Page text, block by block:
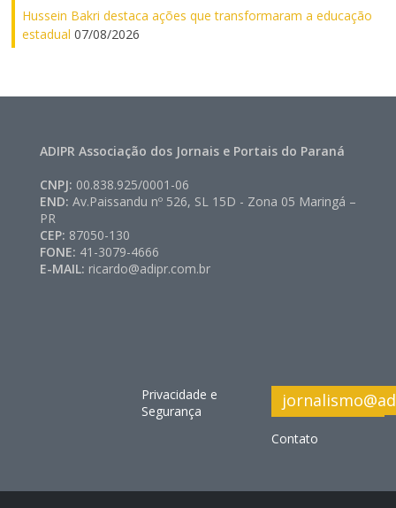
Hussein Bakri destaca ações que transformaram a educação
estadual 07/08/2026
ADIPR Associação dos Jornais e Portais do Paraná
CNPJ: 00.838.925/0001-06
END:Av.Paissandu nº 526, SL 15D - Zona 05 Maringá –
PR
CEP: 87050-130
FONE: 41-3079-4666
E-MAIL: ricardo@adipr.com.br
Privacidade e
Segurança
Contato